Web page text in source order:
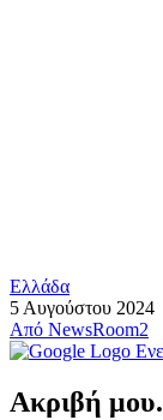
Ελλάδα
5 Αυγούστου 2024
Από NewsRoom2
Ακριβή